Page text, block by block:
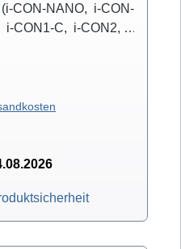
CON-NANO, i-CON-
i-CON1-C, i-CON2, i-